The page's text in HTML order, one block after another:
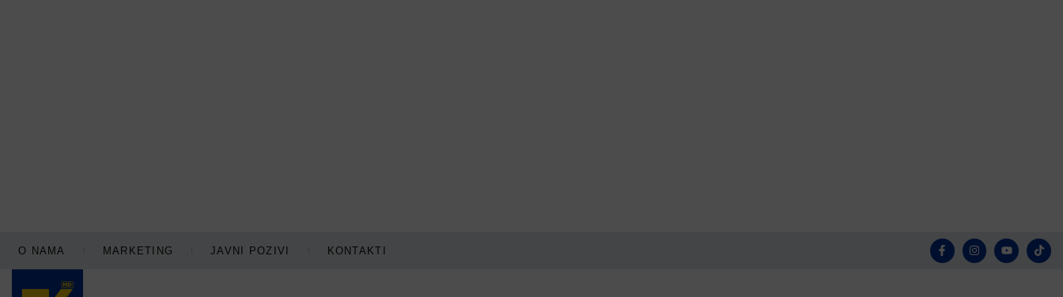
O NAMA MARKETING JAVNI POZIVI KONTAKTI